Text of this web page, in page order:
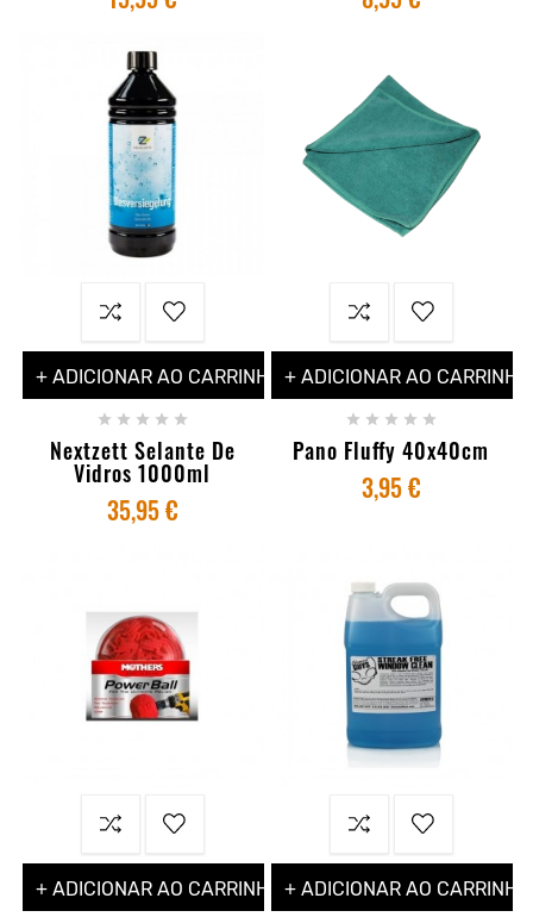
+ ADICIONAR AO CARRINHO
    
Nextzett Selante De
Vidros 1000ml
35,95 €
+ ADICIONAR AO CARRINHO
    
Pano Fluffy 40x40cm
3,95 €
+ ADICIONAR AO CARRINHO + ADICIONAR AO CARRINHO